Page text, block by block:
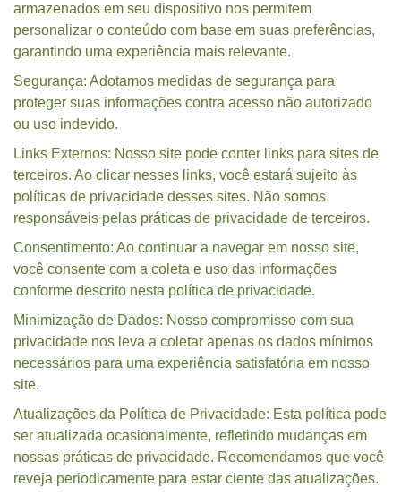
armazenados em seu dispositivo nos permitem
personalizar o conteúdo com base em suas preferências,
garantindo uma experiência mais relevante.
Segurança: Adotamos medidas de segurança para
proteger suas informações contra acesso não autorizado
ou uso indevido.
Links Externos: Nosso site pode conter links para sites de
terceiros. Ao clicar nesses links, você estará sujeito às
políticas de privacidade desses sites. Não somos
responsáveis pelas práticas de privacidade de terceiros.
Consentimento: Ao continuar a navegar em nosso site,
você consente com a coleta e uso das informações
conforme descrito nesta política de privacidade.
Minimização de Dados: Nosso compromisso com sua
privacidade nos leva a coletar apenas os dados mínimos
necessários para uma experiência satisfatória em nosso
site.
Atualizações da Política de Privacidade: Esta política pode
ser atualizada ocasionalmente, refletindo mudanças em
nossas práticas de privacidade. Recomendamos que você
reveja periodicamente para estar ciente das atualizações.